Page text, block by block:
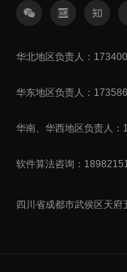
华北地区负责人：
华东地区负责人：
华南、华西地区负责人：
软件算法咨询：
四川省成都市武侯区天府